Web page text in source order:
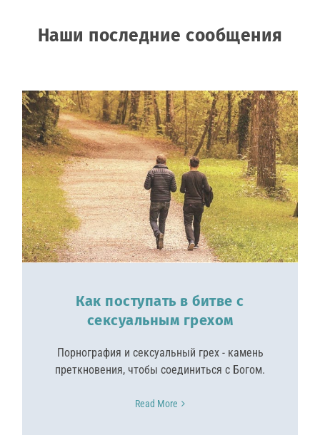
Наши последние сообщения
Как поступать в битве с
сексуальным грехом
Порнография и сексуальный грех - камень
преткновения, чтобы соединиться с Богом.
Read More